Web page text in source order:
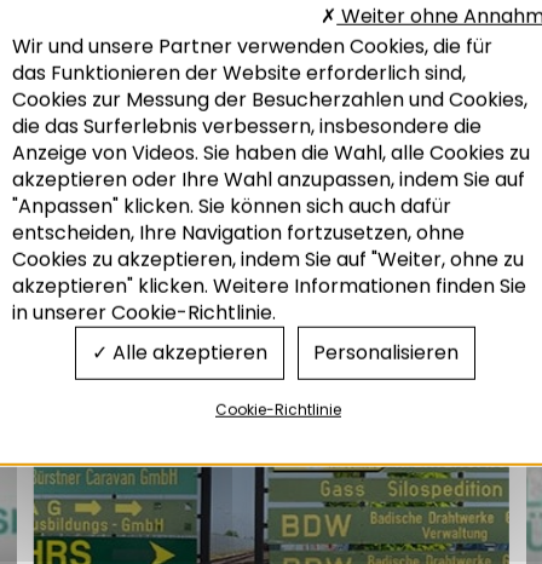
Recherche
INDUSTRIE,KONFERENZ
Zum gleichen Thema
Die themenblätter der Adeus
Wir und unsere Partner verwenden Cookies, die für
das Funktionieren der Website erforderlich sind,
Cookies zur Messung der Besucherzahlen und Cookies,
die das Surferlebnis verbessern, insbesondere die
Anzeige von Videos. Sie haben die Wahl, alle Cookies zu
akzeptieren oder Ihre Wahl anzupassen, indem Sie auf
"Anpassen" klicken. Sie können sich auch dafür
entscheiden, Ihre Navigation fortzusetzen, ohne
Cookies zu akzeptieren, indem Sie auf "Weiter, ohne zu
akzeptieren" klicken. Weitere Informationen finden Sie
in unserer Cookie-Richtlinie.
Alle akzeptieren
Weiter ohne
Personalisieren
Cookie-Richtlinie